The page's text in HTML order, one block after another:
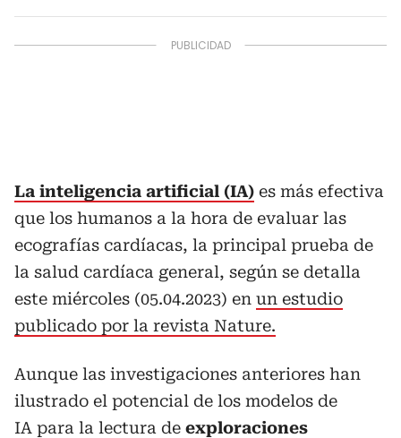
La inteligencia artificial (IA) es más efectiva
que los humanos a la hora de evaluar las
ecografías cardíacas, la principal prueba de
la salud cardíaca general, según se detalla
este miércoles (05.04.2023) en un estudio
publicado por la revista Nature.
Aunque las investigaciones anteriores han
ilustrado el potencial de los modelos de
IA para la lectura de exploraciones